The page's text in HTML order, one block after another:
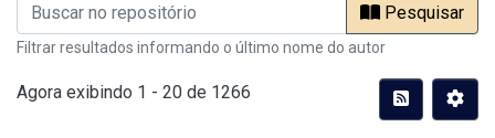
Pesquisar
Filtrar resultados informando o último nome do autor
Agora exibindo 1 - 20 de 1266